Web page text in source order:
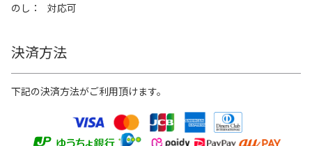
のし
対応可
決済方法
下記の決済方法がご利用頂けます。